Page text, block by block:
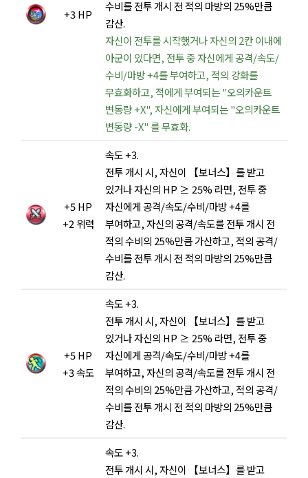
+3 HP
수비를 전투 개시 전 적의 마방의 25%만큼
감산.
자신이 전투를 시작했거나 자신의 2칸 이내에
아군이 있다면, 전투 중 자신에게 공격/속도/
수비/마방 +4를 부여하고, 적의 강화를
무효화하고, 적에게 부여되는 "오의카운트
변동량 +X", 자신에게 부여되는 "오의카운트
변동량 -X" 를 무효화.
+5 HP
+2 위력
속도 +3.
전투 개시 시, 자신이 【보너스】를 받고
있거나 자신의 HP ≥ 25% 라면, 전투 중
자신에게 공격/속도/수비/마방 +4를
부여하고, 자신의 공격/속도를 전투 개시 전
적의 수비의 25%만큼 가산하고, 적의 공격/
수비를 전투 개시 전 적의 마방의 25%만큼
감산.
+5 HP
+3 속도
속도 +3.
전투 개시 시, 자신이 【보너스】를 받고
있거나 자신의 HP ≥ 25% 라면, 전투 중
자신에게 공격/속도/수비/마방 +4를
부여하고, 자신의 공격/속도를 전투 개시 전
적의 수비의 25%만큼 가산하고, 적의 공격/
수비를 전투 개시 전 적의 마방의 25%만큼
감산.
속도 +3.
전투 개시 시, 자신이 【보너스】를 받고